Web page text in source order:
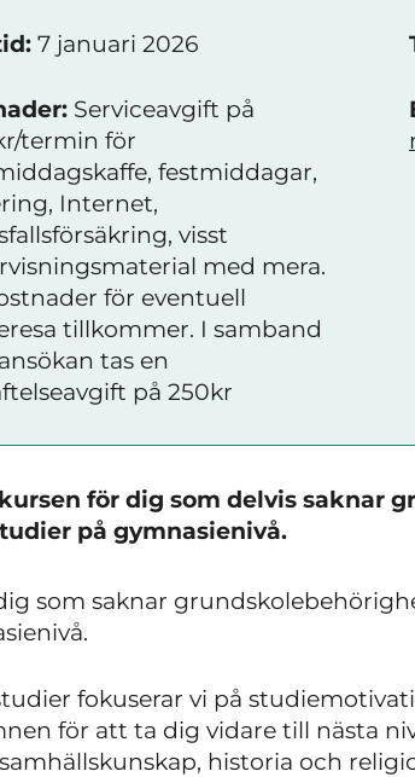
7 januari 2026
Serviceavgift på
termin för
festmiddagar,
Internet,
visst
med mera.
för eventuell
tillkommer. I samband
tas en
på 250kr
för dig som delvis saknar
på gymnasienivå.
som saknar
fokuserar vi på
för att ta dig vidare till nästa
historia och